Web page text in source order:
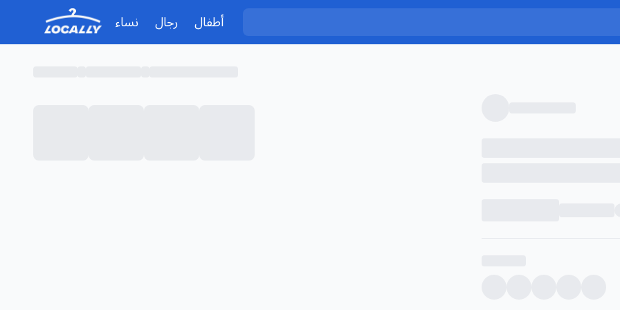
نساء رجال أطفال